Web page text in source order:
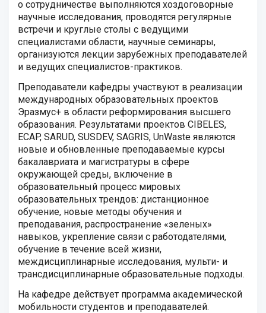
о сотрудничестве выполняются хоздоговорные
научные исследования, проводятся регулярные
встречи и круглые столы с ведущими
специалистами области, научные семинары,
организуются лекции зарубежных преподавателей
и ведущих специалистов-практиков.
Преподаватели кафедры участвуют в реализации
международных образовательных проектов
Эразмус+ в области реформирования высшего
образования. Результатами проектов CIBELES,
ECAP, SARUD, SUSDEV, SAGRIS, UnWaste являются
новые и обновленные преподаваемые курсы
бакалавриата и магистратуры в сфере
окружающей среды, включение в
образовательный процесс мировых
образовательных трендов: дистанционное
обучение, новые методы обучения и
преподавания, распространение «зеленых»
навыков, укрепление связи с работодателями,
обучение в течение всей жизни,
междисциплинарные исследования, мульти- и
трансдисциплинарные образовательные подходы.
На кафедре действует программа академической
мобильности студентов и преподавателей.